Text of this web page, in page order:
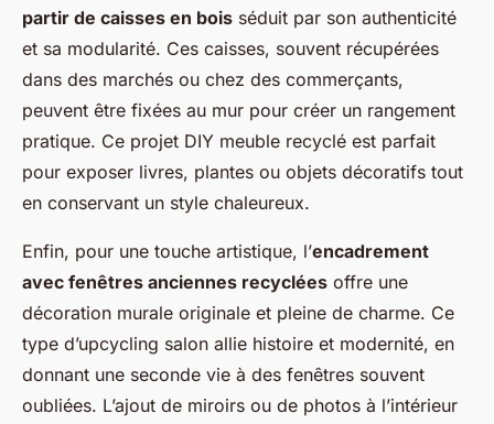
partir de caisses en bois séduit par son authenticité
et sa modularité. Ces caisses, souvent récupérées
dans des marchés ou chez des commerçants,
peuvent être fixées au mur pour créer un rangement
pratique. Ce projet DIY meuble recyclé est parfait
pour exposer livres, plantes ou objets décoratifs tout
en conservant un style chaleureux.
Enfin, pour une touche artistique, l’encadrement
avec fenêtres anciennes recyclées offre une
décoration murale originale et pleine de charme. Ce
type d’upcycling salon allie histoire et modernité, en
donnant une seconde vie à des fenêtres souvent
oubliées. L’ajout de miroirs ou de photos à l’intérieur